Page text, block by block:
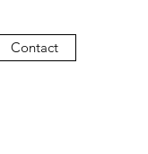
Contact